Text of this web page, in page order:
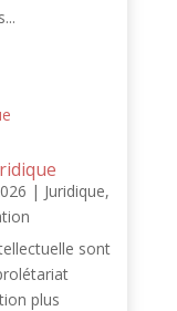
| Juridique,
sont
plus